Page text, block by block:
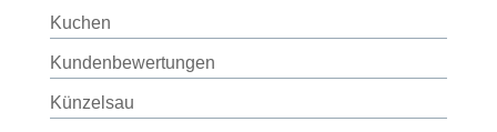
Kuchen
Kundenbewertungen
Künzelsau